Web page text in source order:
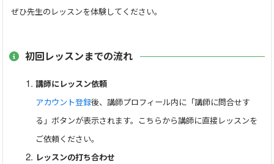
３・最終的には個別指導に勝る学習はない！
一人一人の学習状況、現状の理解度、目標は当然違いま
す。それを集団授業形式で進めていては弱点は弱点のままに
なってしまいすし、そしてさらに伸びる生徒の可能性も潰し
てしまいます。私も一時は集団授業も経験しましたが、生徒
一人一人の時間を無駄にしすぎていると感じ、個別指導、１
ぜひ先生のレッスンを体験してください。
初回レッスンまでの流れ
講師にレッスン依頼
アカウント登録後、講師プロフィール内に「講師に問合せす
る」ボタンが表示されます。こちらから講師に直接レッスンを
ご依頼ください。
レッスンの打ち合わせ